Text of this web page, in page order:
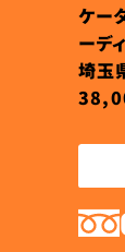
ケー
ーデ
埼玉